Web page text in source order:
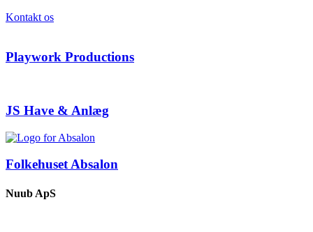
Kontakt os
Playwork Productions
JS Have & Anlæg
Folkehuset Absalon
Nuub ApS